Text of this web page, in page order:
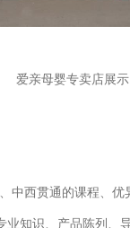
爱亲母婴专卖店展示
中西贯通的课程、
知识、产品陈列、